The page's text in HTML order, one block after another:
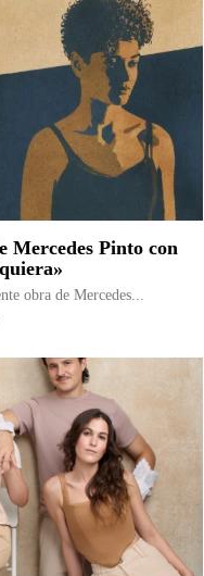
Mercedes Pinto con
obra de Mercedes...